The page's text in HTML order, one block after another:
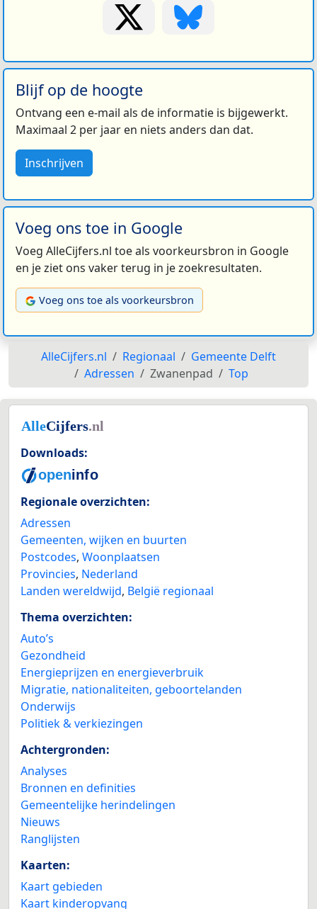
Blijf op de hoogte
Ontvang een e-mail als de informatie is bijgewerkt.
Maximaal 2 per jaar en niets anders dan dat.
Inschrijven
Voeg ons toe in Google
Voeg AlleCijfers.nl toe als voorkeursbron in Google
en je ziet ons vaker terug in je zoekresultaten.
Voeg ons toe als voorkeursbron
AlleCijfers.nl Regionaal
Gemeente Delft
Adressen
Zwanenpad Top
Downloads:
Regionale overzichten:
Adressen
Gemeenten, wijken en buurten
Postcodes, Woonplaatsen
Provincies, Nederland
Landen wereldwijd, België regionaal
Thema overzichten:
Auto’s
Gezondheid
Energieprijzen en energieverbruik
Migratie, nationaliteiten, geboortelanden
Onderwijs
Politiek & verkiezingen
Achtergronden:
Analyses
Bronnen en definities
Gemeentelijke herindelingen
Nieuws
Ranglijsten
Kaarten:
Kaart gebieden
Kaart kinderopvang